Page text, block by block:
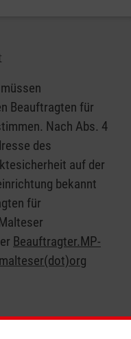
Beauftragten für
Nach Abs. 4
des
auf der
bekannt
für
Beauftragter.MP-